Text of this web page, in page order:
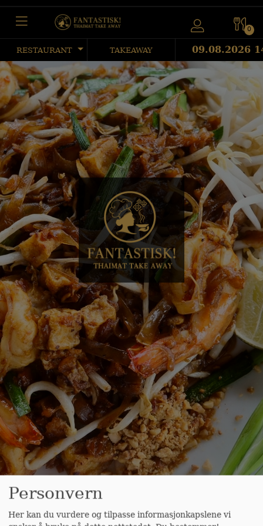
0
RESTAURANT TAKEAWAY 09.08.2026
Personvern
Her kan du vurdere og tilpasse informasjonkapslene vi